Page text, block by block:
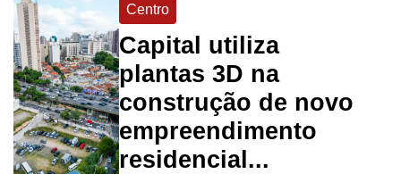
Centro
Capital utiliza
plantas 3D na
construção de novo
empreendimento
residencial...